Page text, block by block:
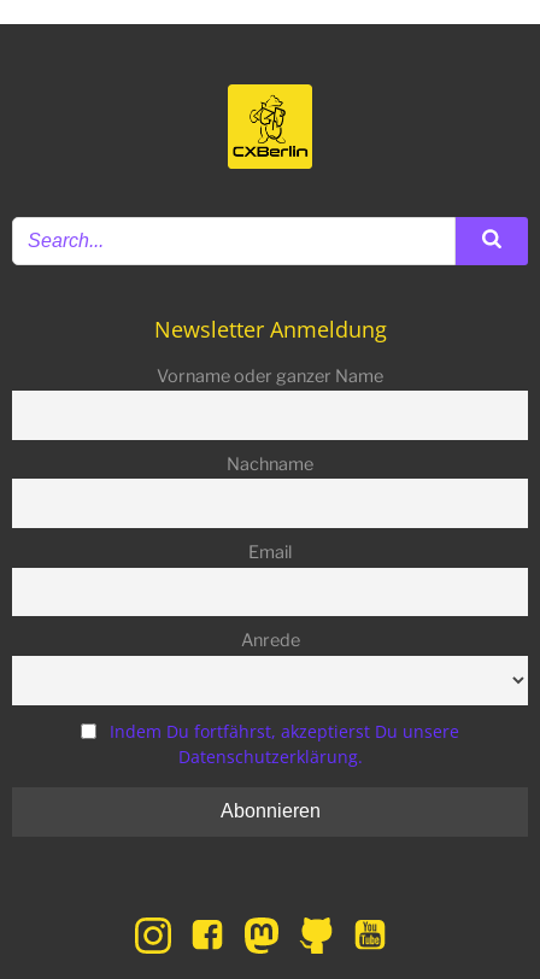
Newsletter Anmeldung
Vorname oder ganzer Name
Nachname
Email
Anrede
Indem Du fortfährst, akzeptierst Du unsere
Datenschutzerklärung.